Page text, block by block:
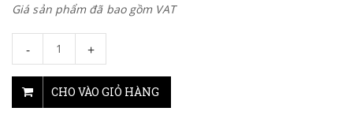
Giá sản phẩm đã bao gồm VAT
- +
CHO VÀO GIỎ HÀNG